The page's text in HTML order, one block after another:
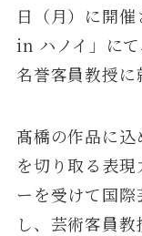
日（月）に開
in ハノイ」に
名誉客員教授に
髙橋の作品に
を切り取る表
ーを受けて国
し、芸術客員